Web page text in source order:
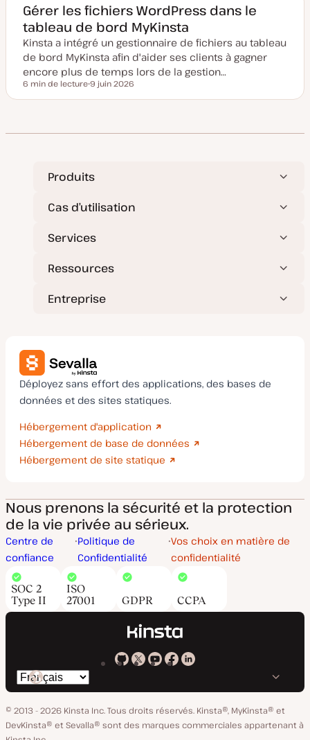
e
m
i
s
e
à
j
o
u
r
Gérer les fichiers WordPress dans le
tableau de bord MyKinsta
Kinsta a intégré un gestionnaire de fichiers au tableau
de bord MyKinsta afin d'aider ses clients à gagner
encore plus de temps lors de la gestion…
Temps de lecture
6 min de lecture
a
e
à
u
9 juin 2026
Produits
Cas d’utilisation
Services
Ressources
Entreprise
Déployez sans effort des applications, des bases de
données et des sites statiques.
Hébergement d'application
Hébergement de base de données
Hébergement de site statique
Nous prenons la sécurité et la protection
de la vie privée au sérieux.
Centre de
confiance
Politique de
Confidentialité
Vos choix en matière de
confidentialité
SOC 2
Type II
ISO
27001
GDPR CCPA
Kinsta
GitHub
Kinsta
X
Kinsta
YouTube
Kinsta
Facebook
Kinsta
LinkedIn
Changer
de
langue
© 2013 - 2026 Kinsta Inc. Tous droits réservés. Kinsta®, MyKinsta® et
DevKinsta® et Sevalla® sont des marques commerciales appartenant à